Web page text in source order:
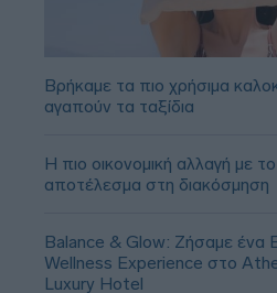
Βρήκαμε τα πιο χρήσιμα
αγαπούν τα ταξίδια
Η πιο οικονομική αλλαγή με
αποτέλεσμα στη διακόσμηση
Balance & Glow: Ζήσαμε ένα
Wellness Experience στο
Luxury Hotel